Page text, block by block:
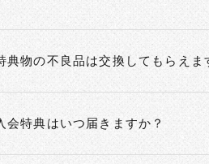
典物の不良品は交換してもらえま
会特典はいつ届きますか？